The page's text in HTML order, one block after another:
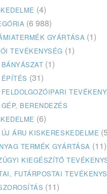
(4)
(6 988)
GYÁRTÁSA (1)
TEVÉKENYSÉG (1)
(1)
(31)
BERENDEZÉS
(6)
ÁRU KISKERESKEDELME
TERMÉK GYÁRTÁSA (11)
KIEGÉSZÍTŐ
FUTÁRPOSTAI
(11)